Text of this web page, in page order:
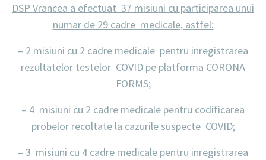
DSP Vrancea a efectuat 37 misiuni cu participarea unui
numar de 29 cadre medicale, astfel:
– 2 misiuni cu 2 cadre medicale pentru inregistrarea
rezultatelor testelor COVID pe platforma CORONA
FORMS;
– 4 misiuni cu 2 cadre medicale pentru codificarea
probelor recoltate la cazurile suspecte COVID;
– 3 misiuni cu 4 cadre medicale pentru inregistrarea